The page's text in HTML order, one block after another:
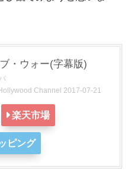
・ウォー(字幕版)
Channel 2017-07-21
楽天市場
ピング